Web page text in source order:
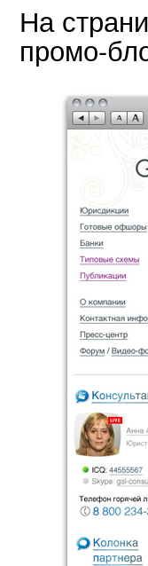
На
промо-